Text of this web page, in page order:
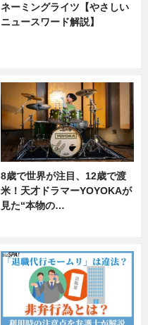
ネーミングライツ【やさしい
ニュースワード解説】
8歳で世界が注目、12歳で渡
米！天才ドラマーYOYOKAが
見た“本物の…